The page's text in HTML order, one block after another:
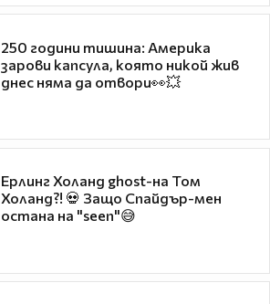
250 години тишина: Америка
зарови капсула, която никой жив
днес няма да отвори👀💥
Ерлинг Холанд ghost-на Том
Холанд?! 💀 Защо Спайдър-мен
остана на "seen"😅